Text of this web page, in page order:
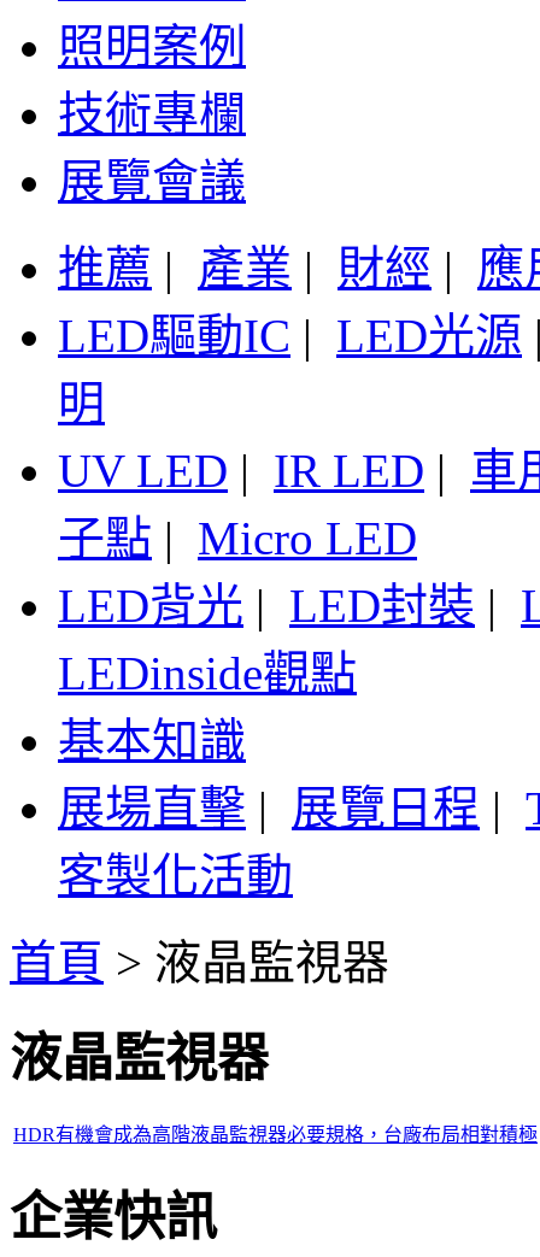
照明案例
技術專欄
展覽會議
推薦 | 產業 | 財經 | 應
LED驅動IC | LED光源
明
UV LED | IR LED | 車
子點 | Micro LED
LED背光 | LED封裝 |
LEDinside觀點
基本知識
展場直擊 | 展覽日程 |
客製化活動
首頁 > 液晶監視器
液晶監視器
HDR有機會成為高階液晶監視器必要規格，台廠布局相對積極
企業快訊